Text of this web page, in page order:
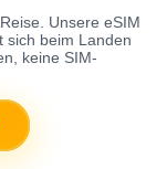
Unsere eSIM
sich beim Landen
keine SIM-